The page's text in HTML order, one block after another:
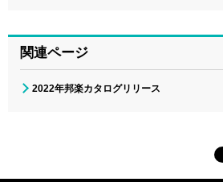
関連ページ
2022年邦楽カタログリリース